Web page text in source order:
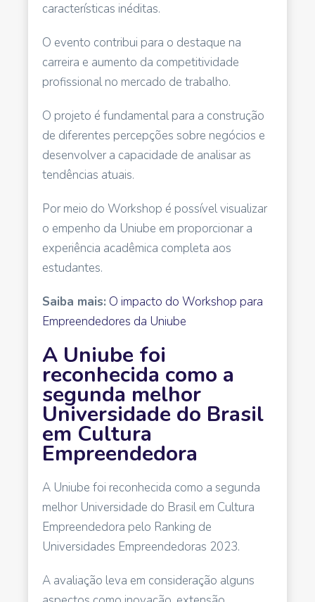
características inéditas.
O evento contribui para o destaque na
carreira e aumento da competitividade
profissional no mercado de trabalho.
O projeto é fundamental para a construção
de diferentes percepções sobre negócios e
desenvolver a capacidade de analisar as
tendências atuais.
Por meio do Workshop é possível visualizar
o empenho da Uniube em proporcionar a
experiência acadêmica completa aos
estudantes.
Saiba mais: O impacto do Workshop para
Empreendedores da Uniube
A Uniube foi
reconhecida como a
segunda melhor
Universidade do Brasil
em Cultura
Empreendedora
A Uniube foi reconhecida como a segunda
melhor Universidade do Brasil em Cultura
Empreendedora pelo Ranking de
Universidades Empreendedoras 2023.
A avaliação leva em consideração alguns